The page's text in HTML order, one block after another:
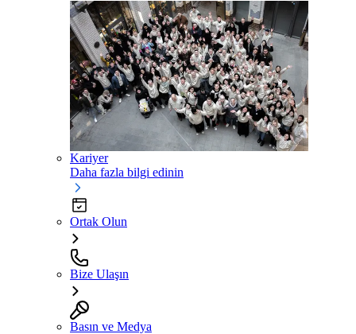
Kariyer
Daha fazla bilgi edinin
Ortak Olun
Bize Ulaşın
Basın ve Medya